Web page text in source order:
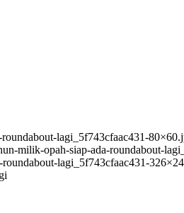
lagi_5f743cfaac431-
milik-opah-siap-ada-roundabout-
lagi_5f743cfaac431-